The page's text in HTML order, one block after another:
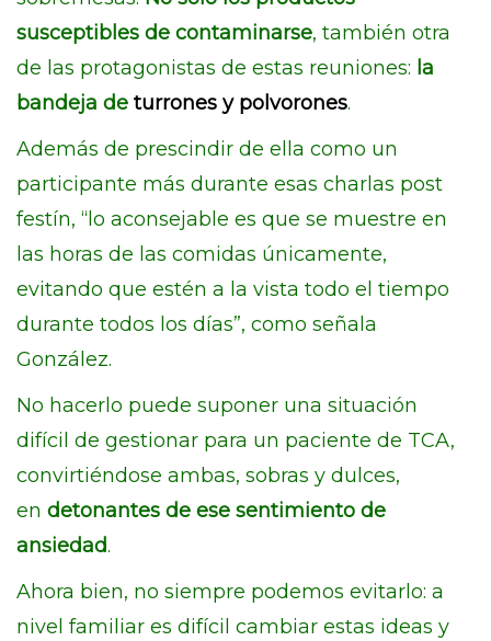
susceptibles de contaminarse, también otra
de las protagonistas de estas reuniones: la
bandeja de turrones y polvorones.
Además de prescindir de ella como un
participante más durante esas charlas post
festín, “lo aconsejable es que se muestre en
las horas de las comidas únicamente,
evitando que estén a la vista todo el tiempo
durante todos los días”, como señala
González.
No hacerlo puede suponer una situación
difícil de gestionar para un paciente de TCA,
convirtiéndose ambas, sobras y dulces,
en detonantes de ese sentimiento de
ansiedad.
Ahora bien, no siempre podemos evitarlo: a
nivel familiar es difícil cambiar estas ideas y